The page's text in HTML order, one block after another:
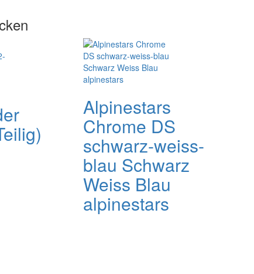
Alpinestars
Chrome DS
schwarz-weiss-
blau Schwarz
Weiss Blau
alpinestars